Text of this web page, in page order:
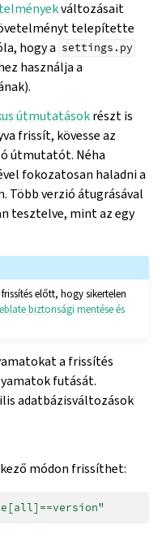
változásait
telepítette
hogy a settings.py
használja a
útmutatásokrészt is
frissít, kövesse az
útmutatót. Néha
fokozatosan haladni a
Több verzió átugrásával
tesztelve, mint az egy
előtt, hogy sikertelen
biztonsági mentése és
a frissítés
futását.
adatbázisváltozások
módon frissíthet: